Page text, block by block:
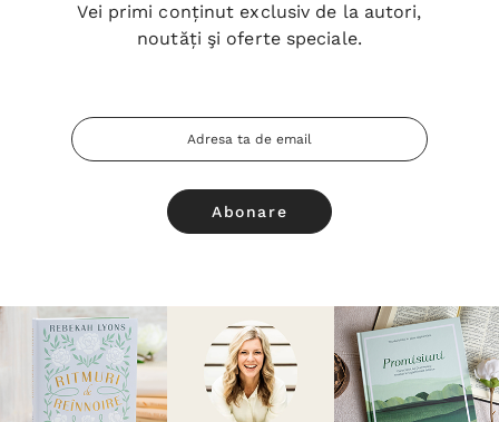
Vei primi conținut exclusiv de la autori,
noutăți şi oferte speciale.
Adresa
Email